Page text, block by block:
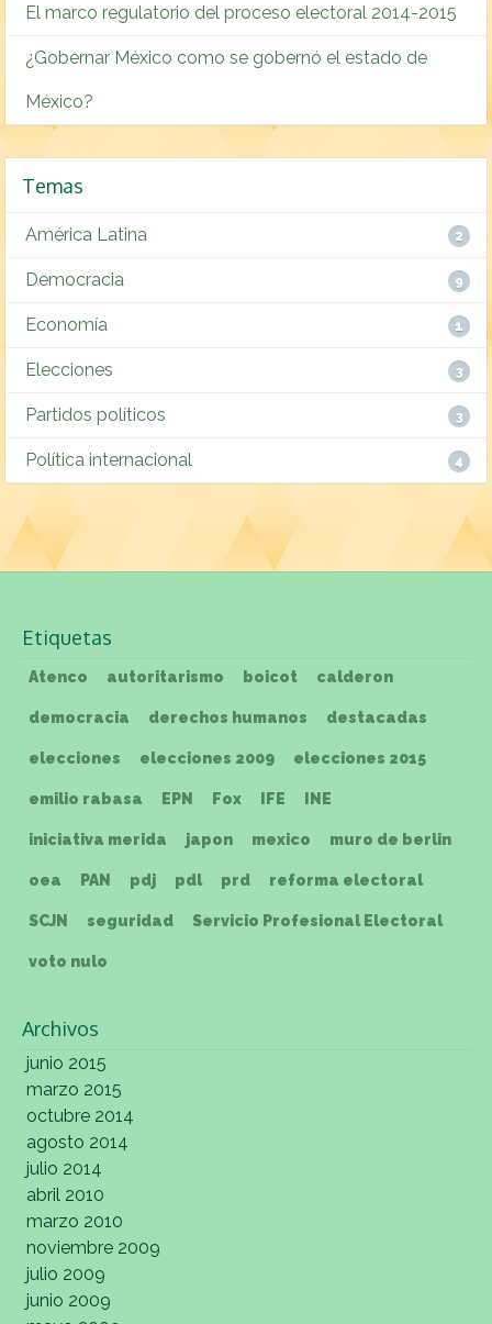
El marco regulatorio del proceso electoral 2014-2015
¿Gobernar México como se gobernó el estado de
México?
Temas
América Latina 2
Democracia 9
Economía 1
Elecciones 3
Partidos políticos 3
Política internacional 4
Etiquetas
Atenco autoritarismo boicot calderon
democracia derechos humanos destacadas
elecciones elecciones 2009 elecciones 2015
emilio rabasa EPN Fox IFE INE
iniciativa merida japon mexico muro de berlin
oea PAN pdj pdl prd reforma electoral
SCJN seguridad Servicio Profesional Electoral
voto nulo
Archivos
junio 2015
marzo 2015
octubre 2014
agosto 2014
julio 2014
abril 2010
marzo 2010
noviembre 2009
julio 2009
junio 2009